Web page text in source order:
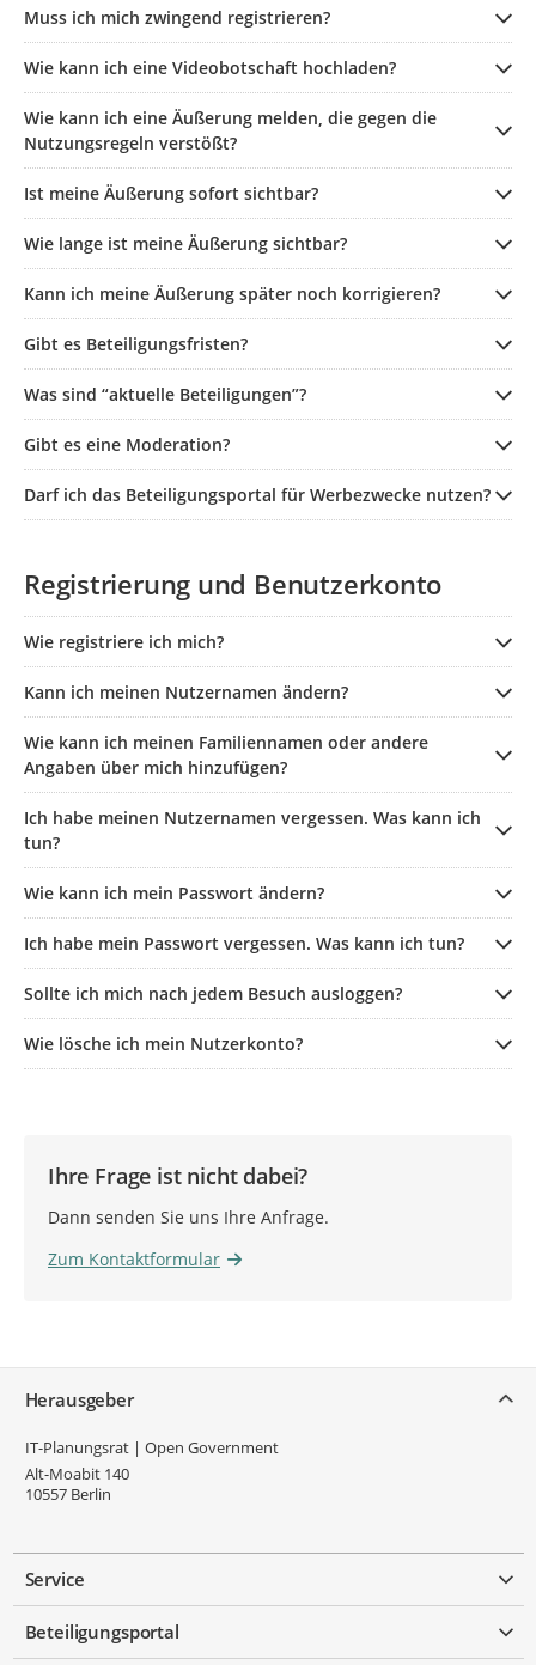
Muss ich mich zwingend registrieren?
Wie kann ich eine Videobotschaft hochladen?
Wie kann ich eine Äußerung melden, die gegen die
Nutzungsregeln verstößt?
Ist meine Äußerung sofort sichtbar?
Wie lange ist meine Äußerung sichtbar?
Kann ich meine Äußerung später noch korrigieren?
Gibt es Beteiligungsfristen?
Was sind “aktuelle Beteiligungen”?
Gibt es eine Moderation?
Darf ich das Beteiligungsportal für Werbezwecke nutzen?
Registrierung und Benutzerkonto
Wie registriere ich mich?
Kann ich meinen Nutzernamen ändern?
Wie kann ich meinen Familiennamen oder andere
Angaben über mich hinzufügen?
Ich habe meinen Nutzernamen vergessen. Was kann ich
tun?
Wie kann ich mein Passwort ändern?
Ich habe mein Passwort vergessen. Was kann ich tun?
Sollte ich mich nach jedem Besuch ausloggen?
Wie lösche ich mein Nutzerkonto?
Ihre Frage ist nicht dabei?
Dann senden Sie uns Ihre Anfrage.
Zum Kontaktformular
Herausgeber
IT-Planungsrat | Open Government
Alt-Moabit 140
10557 Berlin
Service
Beteiligungsportal